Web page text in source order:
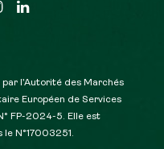
l’Autorité des Marchés
Européen de Services
FP-2024-5. Elle est
le N°17003251.